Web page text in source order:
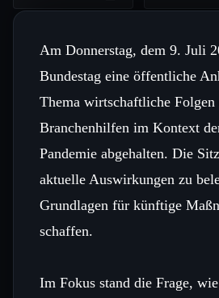
Am Donnerstag, dem 9. Juli
Bundestag eine öffentliche
Thema wirtschaftliche Folgen
Branchenhilfen im Kontext
Pandemie abgehalten. Die
aktuelle Auswirkungen zu
Grundlagen für künftige
schaffen.
Im Fokus stand die Frage, wie